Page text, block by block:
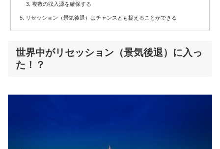
複数の収入源を確保する
リセッション（景気後退）はチャンスとも捉えることができる
世界中がリセッション（景気後退）に入っ
た！？